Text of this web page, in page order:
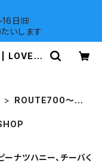
16日㈰
いします
LOVES
ROUTE700～79
ナツハニー、チーバく